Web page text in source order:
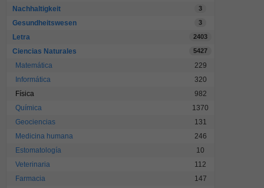
Nachhaltigkeit 3
Gesundheitswesen 3
Letra 2403
Ciencias Naturales 5427
Matemática
229
Informática
320
Física
982
Química
1370
Geociencias
131
Medicina humana
246
Estomatología
10
Veterinaria
112
Farmacia
147